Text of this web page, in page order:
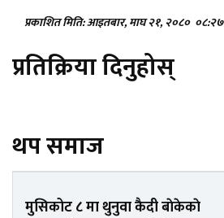
प्रकाशित मिति: आइतबार, माघ २१, २०८० ०८:२७
प्रतिक्रिया दिनुहोस्
थप समाज
मुसिकोट ८ मा थुनुवा कैदी बाेकेकाे